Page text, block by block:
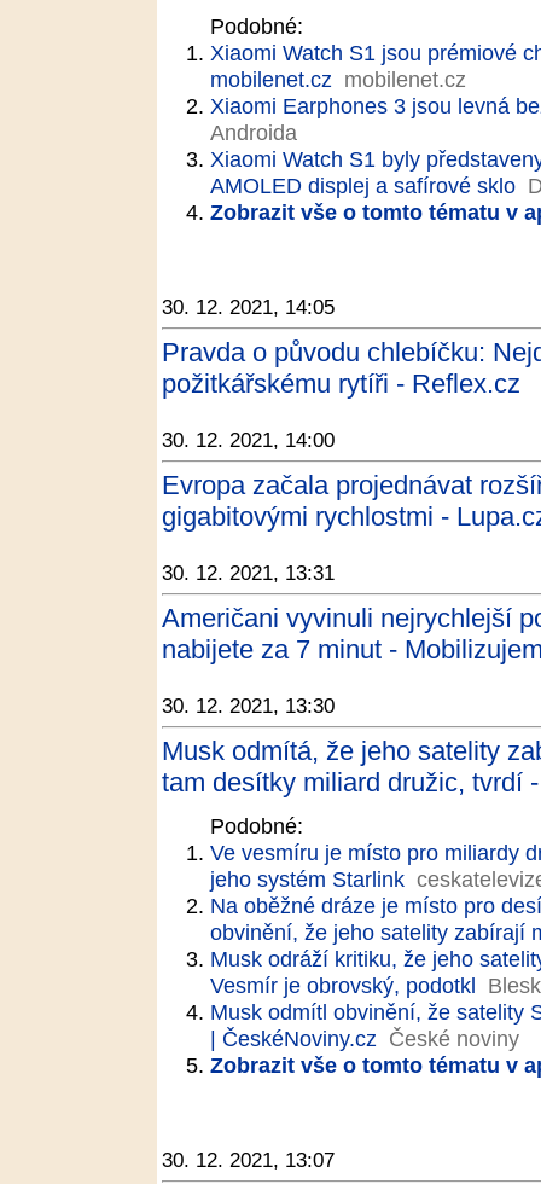
Podobné:
Xiaomi Watch S1 jsou prémiové
mobilenet.cz mobilenet.cz
Xiaomi Earphones 3 jsou levná
Androida
Xiaomi Watch S1 byly
AMOLED displej a safírové sklo
Zobrazit vše o tomto tématu v
30. 12. 2021, 14:05
Pravda o původu chlebíčku:
požitkářskému rytíři - Reflex.cz
30. 12. 2021, 14:00
Evropa začala projednávat
gigabitovými rychlostmi -
30. 12. 2021, 13:31
Američani vyvinuli nejrychlejší
nabijete za 7 minut -
30. 12. 2021, 13:30
Musk odmítá, že jeho satelity
tam desítky miliard družic, tvrdí
Podobné:
Ve vesmíru je místo pro miliardy
jeho systém Starlink
Na oběžné dráze je místo pro
obvinění, že jeho satelity zabírají
Musk odráží kritiku, že jeho
Vesmír je obrovský, podotkl
Musk odmítl obvinění, že satelity
| ČeskéNoviny.cz České noviny
Zobrazit vše o tomto tématu v
30. 12. 2021, 13:07